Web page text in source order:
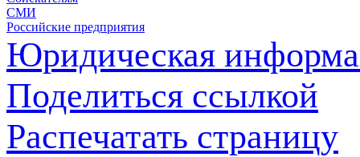
СМИ
Российские предприятия
Юридическая
Поделиться ссылкой
Распечатать страницу